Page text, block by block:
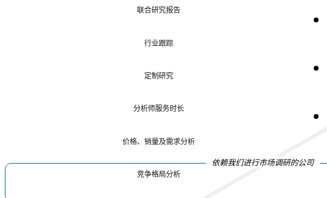
联合研究报告
行业跟踪
定制研究
分析师服务时长
价格、销量及需求分析
竞争格局分析
依赖我们进行市场调研的公司